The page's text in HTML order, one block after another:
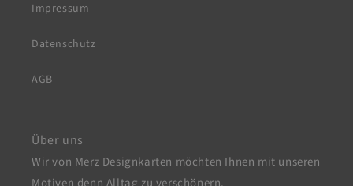
Impressum
Datenschutz
AGB
Über uns
Wir von Merz Designkarten möchten Ihnen mit unseren